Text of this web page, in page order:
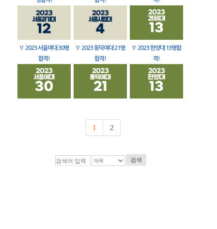
🏅 2023 서울여대 30명
합격!
🏅 2023 동덕여대 21명
합격!
🏅 2023 한양대 13명합
격!
1 2
검색